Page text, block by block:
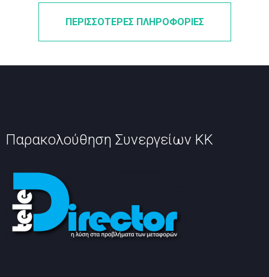
ΠΕΡΙΣΣΟΤΕΡΕΣ ΠΛΗΡΟΦΟΡΙΕΣ
Παρακολούθηση Συνεργείων ΚΚ